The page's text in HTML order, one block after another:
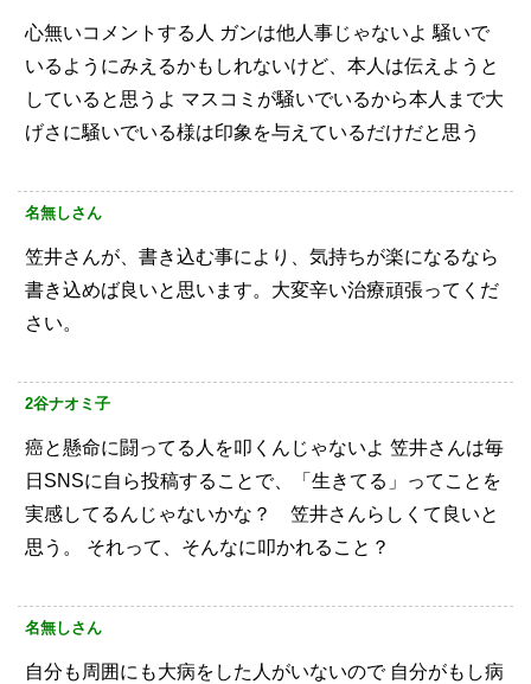
心無いコメントする人 ガンは他人事じゃないよ 騒いで
いるようにみえるかもしれないけど、本人は伝えようと
していると思うよ マスコミが騒いでいるから本人まで大
げさに騒いでいる様は印象を与えているだけだと思う
名無しさん
笠井さんが、書き込む事により、気持ちが楽になるなら
書き込めば良いと思います。大変辛い治療頑張ってくだ
さい。
2谷ナオミ子
癌と懸命に闘ってる人を叩くんじゃないよ 笠井さんは毎
日SNSに自ら投稿することで、「生きてる」ってことを
実感してるんじゃないかな？ 笠井さんらしくて良いと
思う。
それって、そんなに叩かれること？
名無しさん
自分も周囲にも大病をした人がいないので自分がもし病